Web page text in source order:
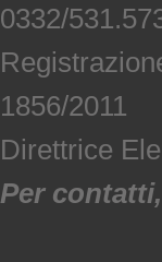
0332/
1856/2011
Direttrice
Per